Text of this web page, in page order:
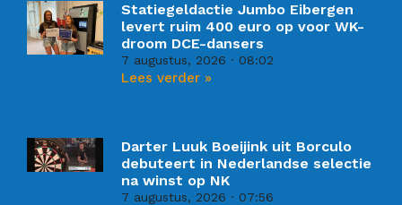
Statiegeldactie Jumbo Eibergen
levert ruim 400 euro op voor WK-
droom DCE-dansers
7 augustus, 2026 08:02
Lees verder »
Darter Luuk Boeijink uit Borculo
debuteert in Nederlandse selectie
na winst op NK
7 augustus, 2026 07:56